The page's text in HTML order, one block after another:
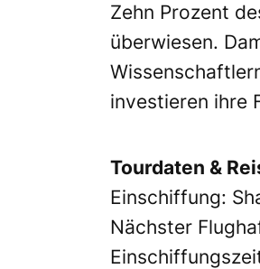
Zehn Prozent
überwiesen.
investieren ihre
Tourdaten &
Einschiffung:
Nächster